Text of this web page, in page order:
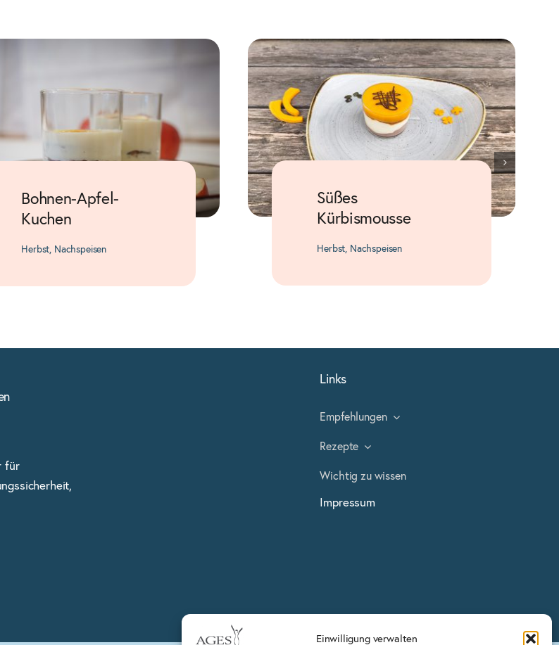
Einwilligung verwalten
Bohnen-Apfel-
Kuchen
Herbst, Nachspeisen
Süßes
Kürbismousse
Herbst, Nachspeisen
für
Links
Empfehlungen
Rezepte
Wichtig zu wissen
Impressum